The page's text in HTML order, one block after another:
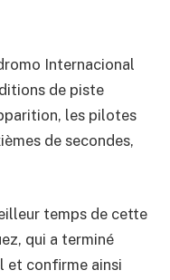
Internacional
de piste
les pilotes
de secondes,
temps de cette
qui a terminé
et confirme ainsi